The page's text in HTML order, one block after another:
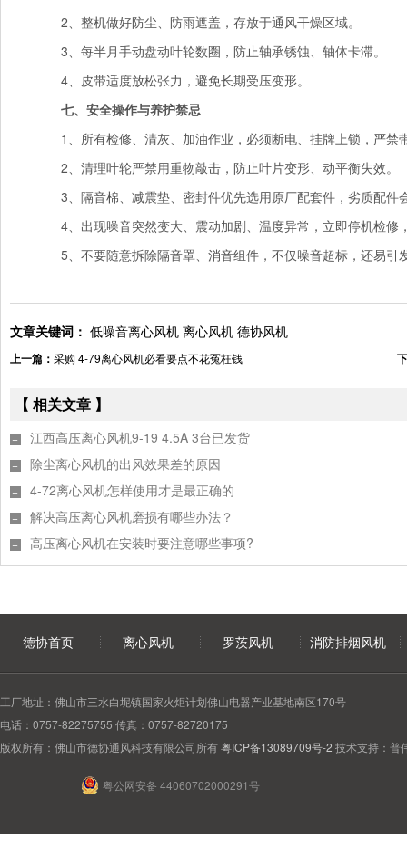
2、整机做好防尘、防雨遮盖，存放于通风干燥区域。
3、每半月手动盘动叶轮数圈，防止轴承锈蚀、轴体卡滞。
4、皮带适度放松张力，避免长期受压变形。
七、安全操作与养护禁忌
1、所有检修、清灰、加油作业，必须断电、挂牌上锁，严禁
2、清理叶轮严禁用重物敲击，防止叶片变形、动平衡失效。
3、隔音棉、减震垫、密封件优先选用原厂配套件，劣质配件
4、出现噪音突然变大、震动加剧、温度异常，立即停机检修
5、不要随意拆除隔音罩、消音组件，不仅噪音超标，还易引
文章关键词： 低噪音离心风机 离心风机 德协风机
上一篇： 采购 4-79离心风机必看要点不花冤枉钱
【 相关文章 】
江西高压离心风机9-19 4.5A 3台已发货
除尘离心风机的出风效果差的原因
4-72离心风机怎样使用才是最正确的
解决高压离心风机磨损有哪些办法？
高压离心风机在安装时要注意哪些事项?
德协首页 离心风机 罗茨风机 消防排烟风机
工厂地址：佛山市三水白坭镇国家火炬计划佛山电器产业基地南区170号
电话：0757-82275755 传真：0757-82720175
版权所有：佛山市德协通风科技有限公司所有粤ICP备13089709号-2 技术支持：普
粤公网安备 44060702000291号